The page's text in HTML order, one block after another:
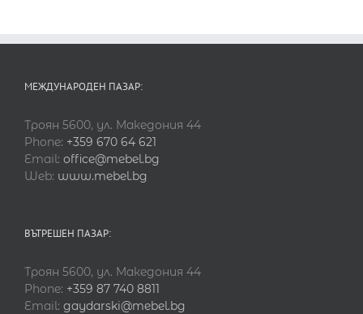
МЕЖДУНАРОДЕН ПАЗАР:
Троян 5600, ул. Македония 44
Phone: +359 670 64 621
Email: office@mebel.bg
Web: www.mebel.bg
ВЪТРЕШЕН ПАЗАР:
Троян 5600, ул. Македония 44
Phone: +359 87 740 8811
Email: gaydarski@mebel.bg